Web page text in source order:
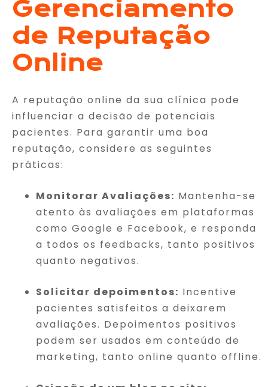
Gerenciamento
de Reputação
Online
A reputação online da sua clínica pode
influenciar a decisão de potenciais
pacientes. Para garantir uma boa
reputação, considere as seguintes
práticas:
Monitorar Avaliações: Mantenha-se
atento às avaliações em plataformas
como Google e Facebook, e responda
a todos os feedbacks, tanto positivos
quanto negativos.
Solicitar depoimentos: Incentive
pacientes satisfeitos a deixarem
avaliações. Depoimentos positivos
podem ser usados em conteúdo de
marketing, tanto online quanto offline.